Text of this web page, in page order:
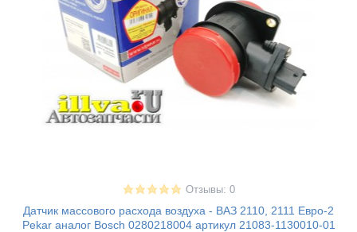
Отзывы: 0
Датчик массового расхода воздуха - ВАЗ 2110, 2111 Евро-2
Pekar аналог Bosch 0280218004 артикул 21083-1130010-01